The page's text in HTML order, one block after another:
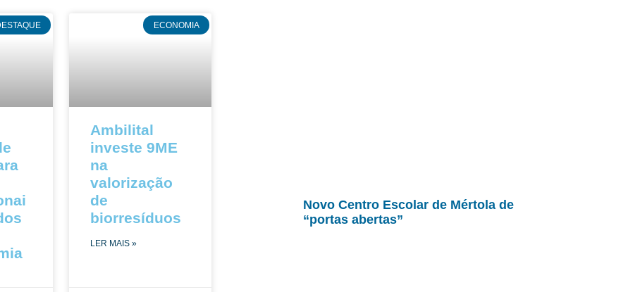
ECONOMIA
Ambilital
investe 9ME
na
valorização
de
biorresíduos
LER MAIS »
Novo Centro Escolar de Mértola de
“portas abertas”